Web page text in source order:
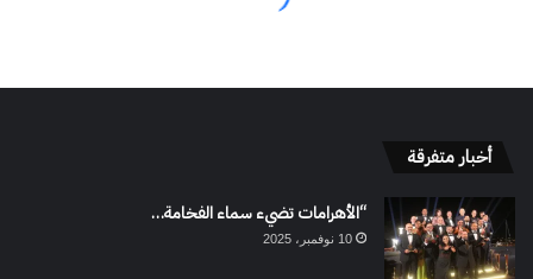
أخبار متفرقة
“الأهرامات تضيء سماء الفخامة…
10 نوفمبر، 2025